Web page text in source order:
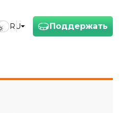
Поддержать
RU